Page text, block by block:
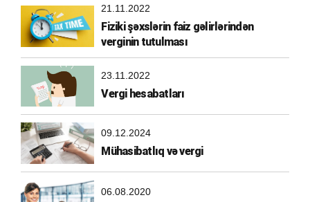
21.11.2022
Fiziki şəxslərin faiz gəlirlərindən
verginin tutulması
23.11.2022
Vergi hesabatları
09.12.2024
Mühasibatlıq və vergi
06.08.2020